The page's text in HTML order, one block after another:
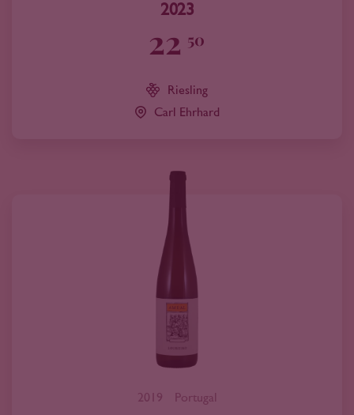
2023
22 50
Riesling
Carl Ehrhard
2019 Portugal